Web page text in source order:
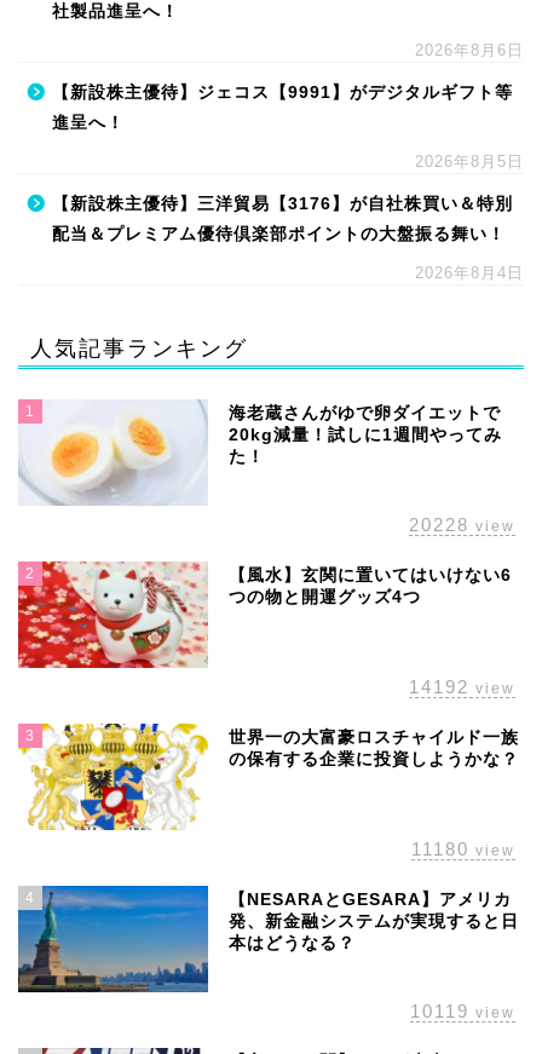
社製品進呈へ！
2026年8月6日
【新設株主優待】ジェコス【9991】がデジタルギフト等
進呈へ！
2026年8月5日
【新設株主優待】三洋貿易【3176】が自社株買い＆特別
配当＆プレミアム優待倶楽部ポイントの大盤振る舞い！
2026年8月4日
人気記事ランキング
1
海老蔵さんがゆで卵ダイエットで
20kg減量！試しに1週間やってみ
た！
20228 view
2
【風水】玄関に置いてはいけない6
つの物と開運グッズ4つ
14192 view
3
世界一の大富豪ロスチャイルド一族
の保有する企業に投資しようかな？
11180 view
4
【NESARAとGESARA】アメリカ
発、新金融システムが実現すると日
本はどうなる？
10119 view